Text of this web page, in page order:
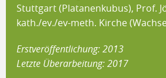
Stuttgart (Platanenkubus), Prof.
kath./ev./ev-meth. Kirche
Erstveröffentlichung: 2013
Letzte Überarbeitung: 2017